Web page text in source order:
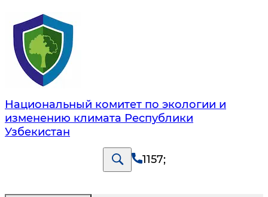
Национальный комитет по экологии и
изменению климата Республики
Узбекистан
1157;